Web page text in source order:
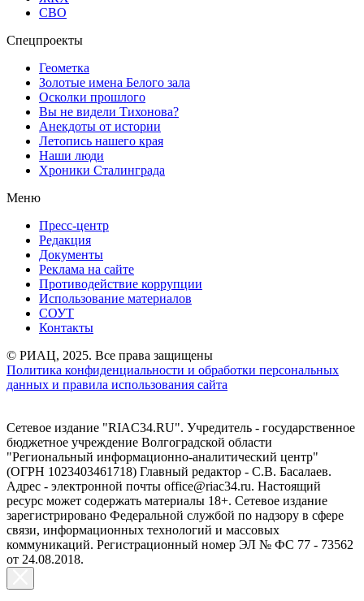
СВО
Спецпроекты
Геометка
Золотые имена Белого зала
Осколки прошлого
Вы не видели Тихонова?
Анекдоты от истории
Летопись нашего края
Наши люди
Хроники Сталинграда
Меню
Пресс-центр
Редакция
Документы
Реклама на сайте
Противодействие коррупции
Использование материалов
СОУТ
Контакты
© РИАЦ, 2025. Все права защищены
Политика конфиденциальности и обработки персональных
данных и правила использования сайта
Сетевое издание "RIAC34.RU". Учредитель - государственное
бюджетное учреждение Волгоградской области
"Региональный информационно-аналитический центр"
(ОГРН 1023403461718) Главный редактор - С.В. Басалаев.
Адрес - электронной почты office@riac34.ru. Настоящий
ресурс может содержать материалы 18+. Сетевое издание
зарегистрировано Федеральной службой по надзору в сфере
связи, информационных технологий и массовых
коммуникаций. Регистрационный номер ЭЛ № ФС 77 - 73562
от 24.08.2018.